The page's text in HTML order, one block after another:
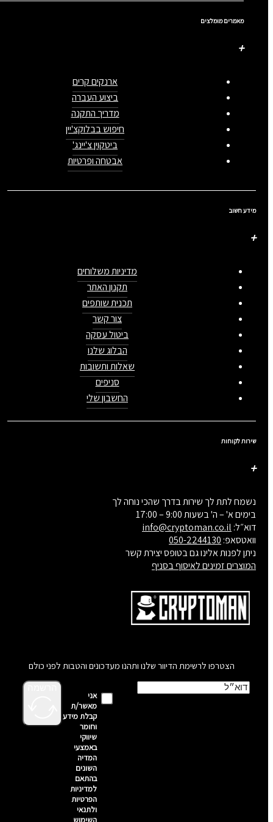
מאמרים מומלצים
ארנקים קרים
ביצוע העברה
מדריך התקנה
חיפוש בבלוקצ'יין
ביטקוין צ'יינג'
אבטחה ופרטיות
מידע חשוב
מדיניות משלוחים
תקנון האתר
תכנית שותפים
צור קשר
ביטול עסקה
הבלוג שלנו
שאלות ותשובות
סניפים
החשבון שלי
שירות לקוחות
נשמח לתת לך שירות בדרך שהכי נוחה לך
בימים א' – ה' בשעות 9:00 – 17:00
דוא״ל:info@cryptoman.co.il
וואטסאפ:050-2244130
ניתן לפנות אלינו גם בטופס יצירת קשר
המוצרים זמינים לאיסוף בסניף
הצטרפו לרשימת הדיוור שלנו ותהנו מעדכונים והטבות לפני כולם
אני
מאשר/ת
קבלת מידע
וחומר
שיווקי
באמצעי
המדיה
השונים
בהתאם
למדיניות
הפרטיות
ולתנאי
השימוש
הרשמה